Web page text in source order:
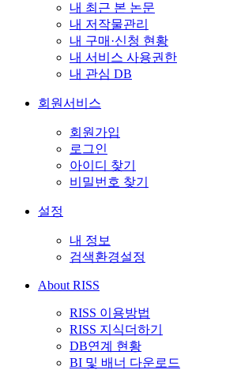
내 최근 본 논문
내 저작물관리
내 구매·신청 현황
내 서비스 사용권한
내 관심 DB
회원서비스
회원가입
로그인
아이디 찾기
비밀번호 찾기
설정
내 정보
검색환경설정
About RISS
RISS 이용방법
RISS 지식더하기
DB연계 현황
BI 및 배너 다운로드